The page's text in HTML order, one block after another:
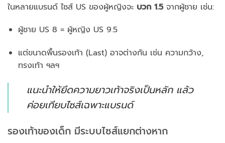
ในหลายแบรนด์ ไซส์ US ของผู้หญิงจะ บวก 1.5จากผู้ชาย เช่น:
ผู้ชาย US 8 = ผู้หญิง US 9.5
แต่ขนาดพื้นรองเท้า (Last) อาจต่างกัน เช่น ความกว้าง,
ทรงเท้า ฯลฯ
แนะนำให้ยึดความยาวเท้าจริงเป็นหลัก แล้ว
ค่อยเทียบไซส์เฉพาะแบรนด์
รองเท้าของเด็ก มีระบบไซส์แยกต่างหาก